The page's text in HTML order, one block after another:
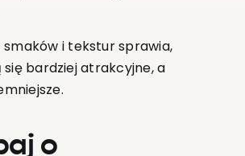
smaków i tekstur sprawia,
się bardziej atrakcyjne, a
o